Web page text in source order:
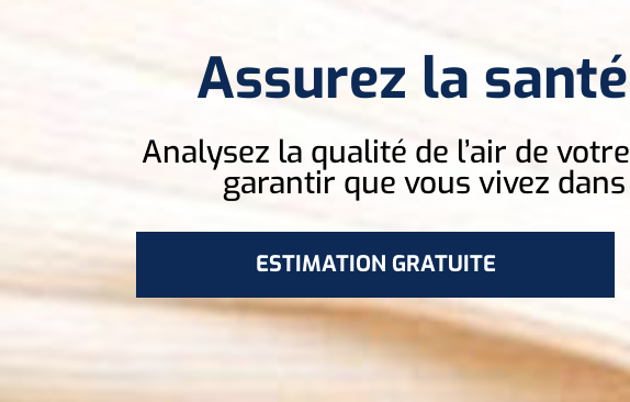
Assurez la
Analysez la qualité de l’air de
garantir que vous vivez
ESTIMATION GRATUITE